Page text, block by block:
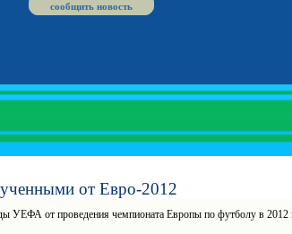
сообщить новость
от Евро-2012
УЕФА от проведения чемпионата Европы по футболу в 2012